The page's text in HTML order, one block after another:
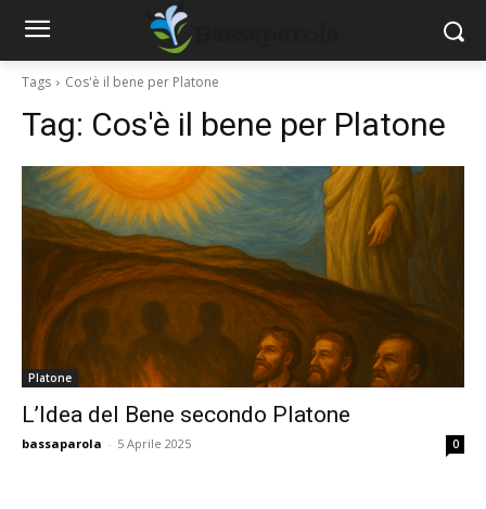
Tags Cos'è il bene per Platone
Tag: Cos'è il bene per Platone
Platone
L’Idea del Bene secondo Platone
bassaparola - 5 Aprile 2025 0